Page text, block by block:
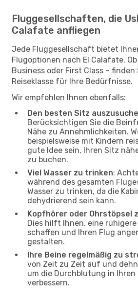
Fluggesellschaften, die
Calafate anfliegen
Jede Fluggesellschaft bietet
Flugoptionen nach El Calafate. Ob
Business oder First Class –
Reiseklasse für Ihre Bedürfnisse.
Wir empfehlen Ihnen ebenfalls:
Den besten Sitz
Berücksichtigen Sie die
Nähe zu Annehmlichkeiten.
beispielsweise mit Kindern
gute Idee sein, Ihren Sitz
zu buchen.
Viel Wasser zu trinken:
während des gesamten
Wasser zu trinken, da die
dehydrierend sein kann.
Kopfhörer oder Ohrstöpsel
Dies hilft Ihnen, eine
schaffen und Ihren Flug
gestalten.
Ihre Beine regelmäßig zu
von Zeit zu Zeit auf und
um die Durchblutung in Ihren
verbessern.